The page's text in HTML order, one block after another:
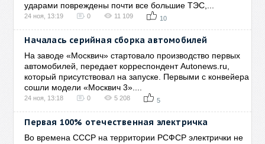
ударами повреждены почти все большие ТЭС,...
24 ноя, 13:19 0 11 109 10
Началась серийная сборка автомобилей
На заводе «Москвич» стартовало производство первых
автомобилей, передает корреспондент Autonews.ru,
который присутствовал на запуске. Первыми с конвейера
сошли модели «Москвич 3»....
24 ноя, 13:18 0 5 208 5
Первая 100% отечественная электричка
Во времена СССР на территории РСФСР электрички не